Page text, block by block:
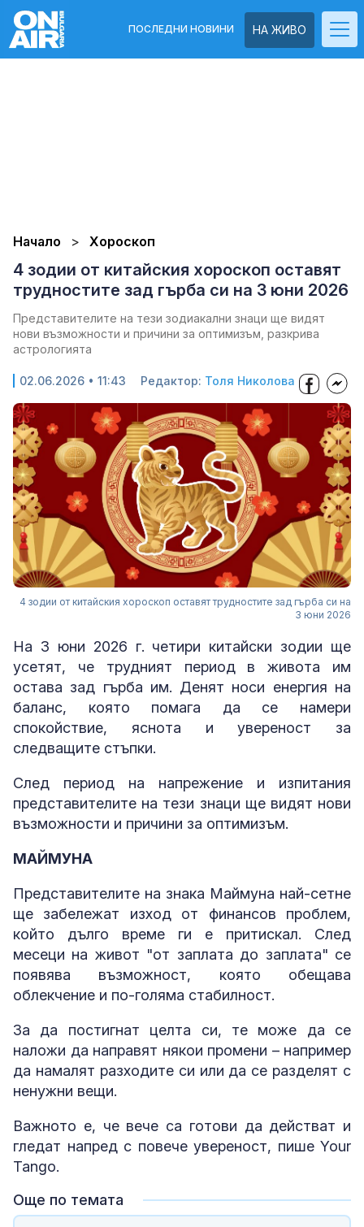
НА ЖИВО
ПОСЛЕДНИ НОВИНИ
Начало Хороскоп
4 зодии от китайския хороскоп оставят
трудностите зад гърба си на 3 юни 2026
Представителите на тези зодиакални знаци ще видят
нови възможности и причини за оптимизъм, разкрива
астрологията
02.06.2026 • 11:43 Редактор: Толя Николова
4 зодии от китайския хороскоп оставят трудностите зад гърба си на
3 юни 2026
На 3 юни 2026 г. четири китайски зодии ще
усетят, че трудният период в живота им
остава зад гърба им. Денят носи енергия на
баланс, която помага да се намери
спокойствие, яснота и увереност за
следващите стъпки.
След период на напрежение и изпитания
представителите на тези знаци ще видят нови
възможности и причини за оптимизъм.
МАЙМУНА
Представителите на знака Маймуна най-сетне
ще забележат изход от финансов проблем,
който дълго време ги е притискал. След
месеци на живот "от заплата до заплата" се
появява възможност, която обещава
облекчение и по-голяма стабилност.
За да постигнат целта си, те може да се
наложи да направят някои промени – например
да намалят разходите си или да се разделят с
ненужни вещи.
Важното е, че вече са готови да действат и
гледат напред с повече увереност, пише Your
Tango.
Още по темата